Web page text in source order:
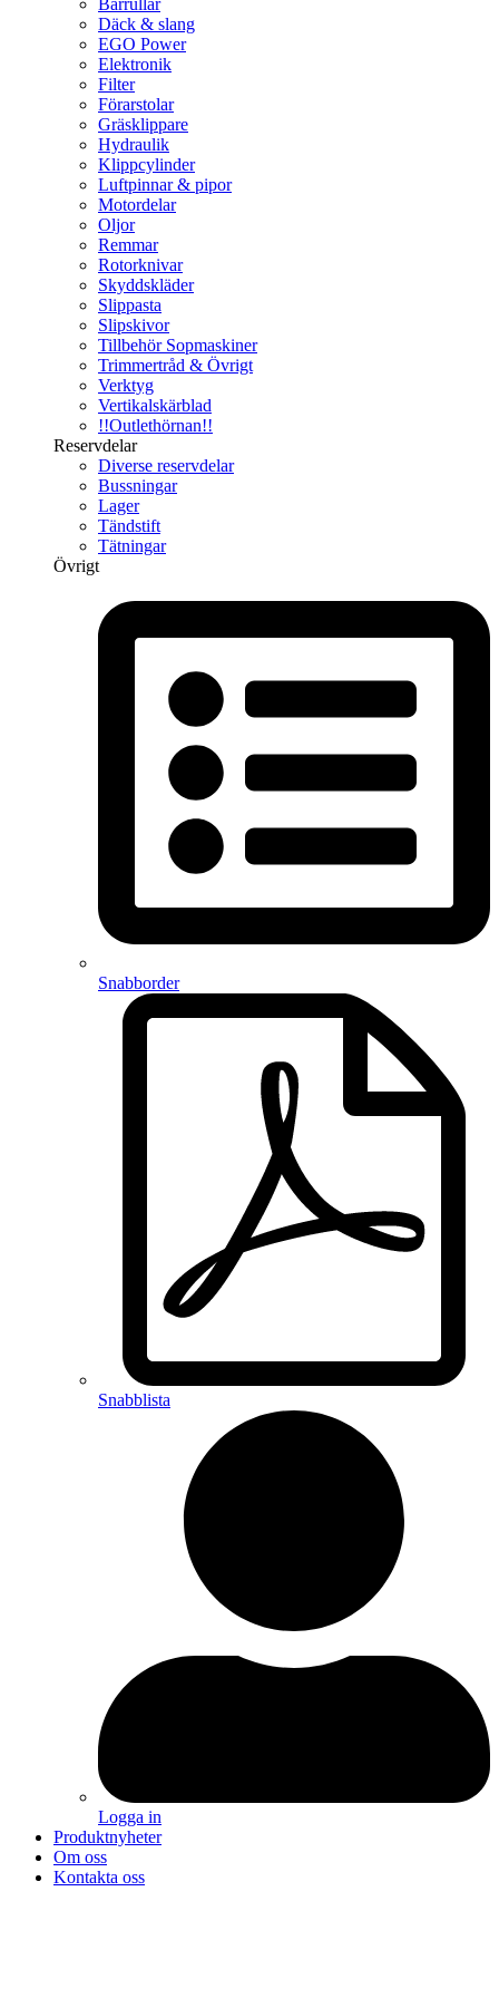
Bärrullar
Däck & slang
EGO Power
Elektronik
Filter
Förarstolar
Gräsklippare
Hydraulik
Klippcylinder
Luftpinnar & pipor
Motordelar
Oljor
Remmar
Rotorknivar
Skyddskläder
Slippasta
Slipskivor
Tillbehör Sopmaskiner
Trimmertråd & Övrigt
Verktyg
Vertikalskärblad
!!Outlethörnan!!
Reservdelar
Diverse reservdelar
Bussningar
Lager
Tändstift
Tätningar
Övrigt
Snabborder
Snabblista
Logga in
Produktnyheter
Om oss
Kontakta oss